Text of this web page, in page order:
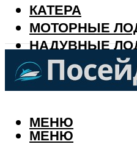
КАТЕРА
МОТОРНЫЕ
НАДУВНЫЕ
РЫБАЛКА
КАЛЕНДАРЬ
МЕНЮ
МЕНЮ